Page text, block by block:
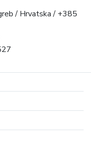
/ Hrvatska / +385